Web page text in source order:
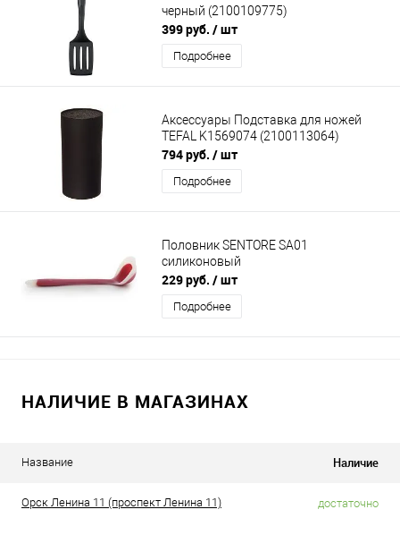
черный (2100109775)
399 руб. / шт
Подробнее
Аксессуары Подставка для ножей
TEFAL K1569074 (2100113064)
794 руб. / шт
Подробнее
Половник SENTORE SA01
силиконовый
229 руб. / шт
Подробнее
НАЛИЧИЕ В МАГАЗИНАХ
Название Наличие
Орск Ленина 11 (проспект Ленина 11) достаточно